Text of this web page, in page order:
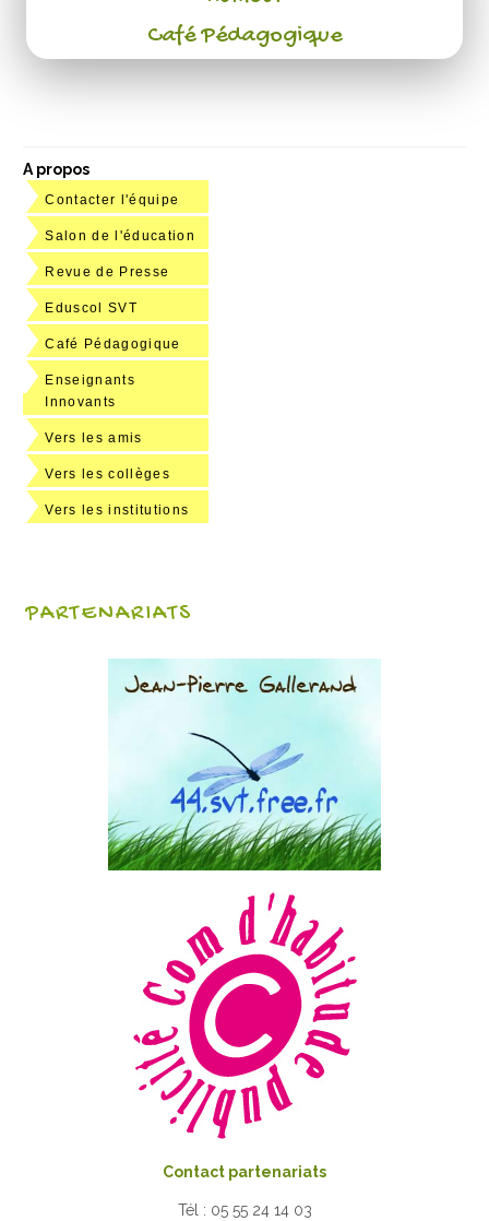
Café Pédagogique
A propos
Contacter l'équipe
Salon de l'éducation
Revue de Presse
Eduscol SVT
Café Pédagogique
Enseignants
Innovants
Vers les amis
Vers les collèges
Vers les institutions
PARTENARIATS
Contact partenariats
Tél : 05 55 24 14 03